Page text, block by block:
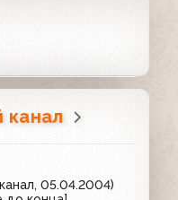
канал
05.04.2004)